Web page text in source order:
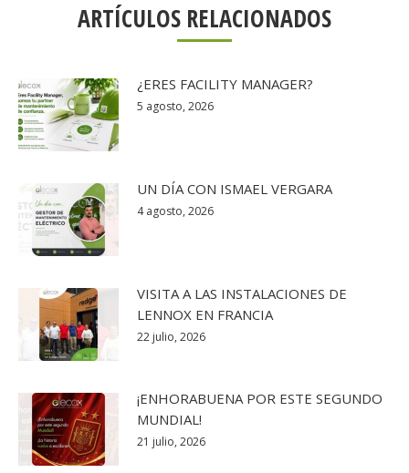
ARTÍCULOS RELACIONADOS
¿ERES FACILITY MANAGER?
5 agosto, 2026
UN DÍA CON ISMAEL VERGARA
4 agosto, 2026
VISITA A LAS INSTALACIONES DE
LENNOX EN FRANCIA
22 julio, 2026
¡ENHORABUENA POR ESTE SEGUNDO
MUNDIAL!
21 julio, 2026